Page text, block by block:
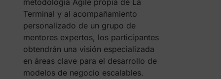
metodología Agile propia de La
Terminal y al acompañamiento
personalizado de un grupo de
mentores expertos, los participantes
obtendrán una visión especializada
en áreas clave para el desarrollo de
modelos de negocio escalables.